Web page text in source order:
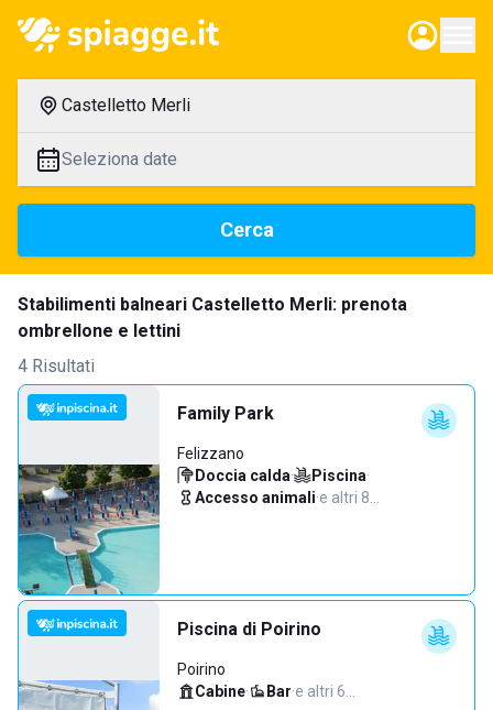
Castelletto Merli
Seleziona date
Cerca
Stabilimenti balneari Castelletto Merli: prenota
ombrellone e lettini
4 Risultati
Family Park
Felizzano
Doccia calda· Piscina·
Accesso animali·e altri 8…
Piscina di Poirino
Poirino
Cabine· Bar·e altri 6…